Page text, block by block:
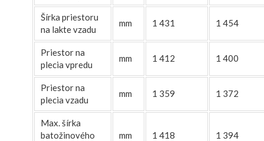
Šírka priestoru
na lakte vzadu
mm 1 431 1 454
Priestor na
plecia vpredu
mm 1 412 1 400
Priestor na
plecia vzadu
mm 1 359 1 372
Max. šírka
batožinového
mm 1 418 1 394